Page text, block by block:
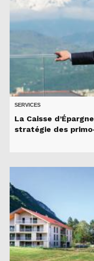
SERVICES
La Caisse
stratégie des